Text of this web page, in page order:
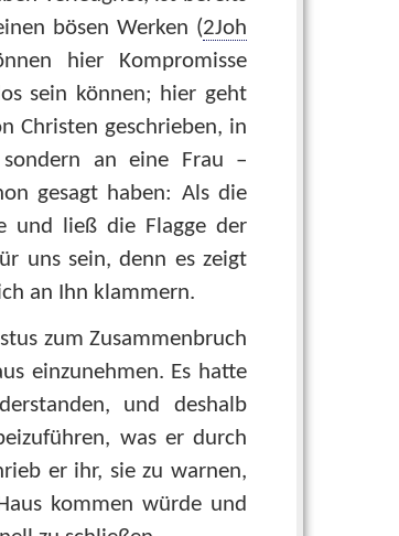
bösen Werken (2Joh
hier Kompromisse
sein können; hier geht
Christen geschrieben, in
an eine Frau –
gesagt haben: Als die
und ließ die Flagge der
uns sein, denn es zeigt
an Ihn klammern.
zum Zusammenbruch
einzunehmen. Es hatte
und deshalb
was er durch
er ihr, sie zu warnen,
kommen würde und